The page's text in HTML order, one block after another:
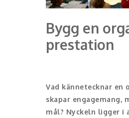
Bygg en
prestation
Vad kännetecknar en
skapar engagemang,
mål? Nyckeln ligger